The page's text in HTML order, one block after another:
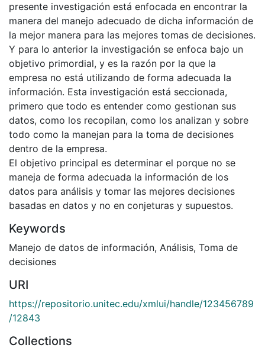
presente investigación está enfocada en encontrar la
manera del manejo adecuado de dicha información de
la mejor manera para las mejores tomas de decisiones.
Y para lo anterior la investigación se enfoca bajo un
objetivo primordial, y es la razón por la que la
empresa no está utilizando de forma adecuada la
información. Esta investigación está seccionada,
primero que todo es entender como gestionan sus
datos, como los recopilan, como los analizan y sobre
todo como la manejan para la toma de decisiones
dentro de la empresa.
El objetivo principal es determinar el porque no se
maneja de forma adecuada la información de los
datos para análisis y tomar las mejores decisiones
basadas en datos y no en conjeturas y supuestos.
Keywords
Manejo de datos de información, Análisis, Toma de
decisiones
URI
https://repositorio.unitec.edu/xmlui/handle/123456789
/12843
Collections